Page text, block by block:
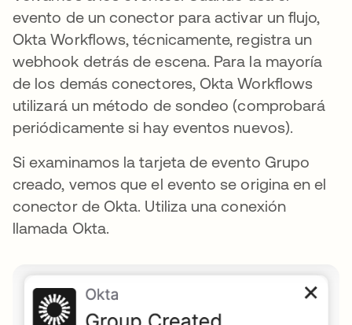
evento de un conector para activar un flujo,
Okta Workflows, técnicamente, registra un
webhook detrás de escena. Para la mayoría
de los demás conectores, Okta Workflows
utilizará un método de sondeo (comprobará
periódicamente si hay eventos nuevos).
Si examinamos la tarjeta de evento Grupo
creado, vemos que el evento se origina en el
conector de Okta. Utiliza una conexión
llamada Okta.